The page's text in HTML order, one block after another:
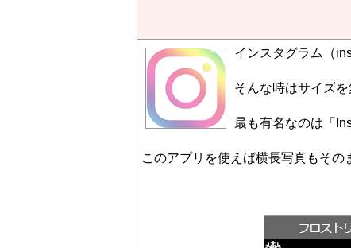
インスタグラム（
そんな時はサイズ
最も有名なのは「
このアプリを使えば横長写真もその